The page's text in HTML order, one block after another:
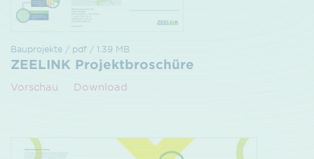
Bauprojekte / pdf / 1.39 MB
ZEELINK Projektbroschüre
Vorschau Download